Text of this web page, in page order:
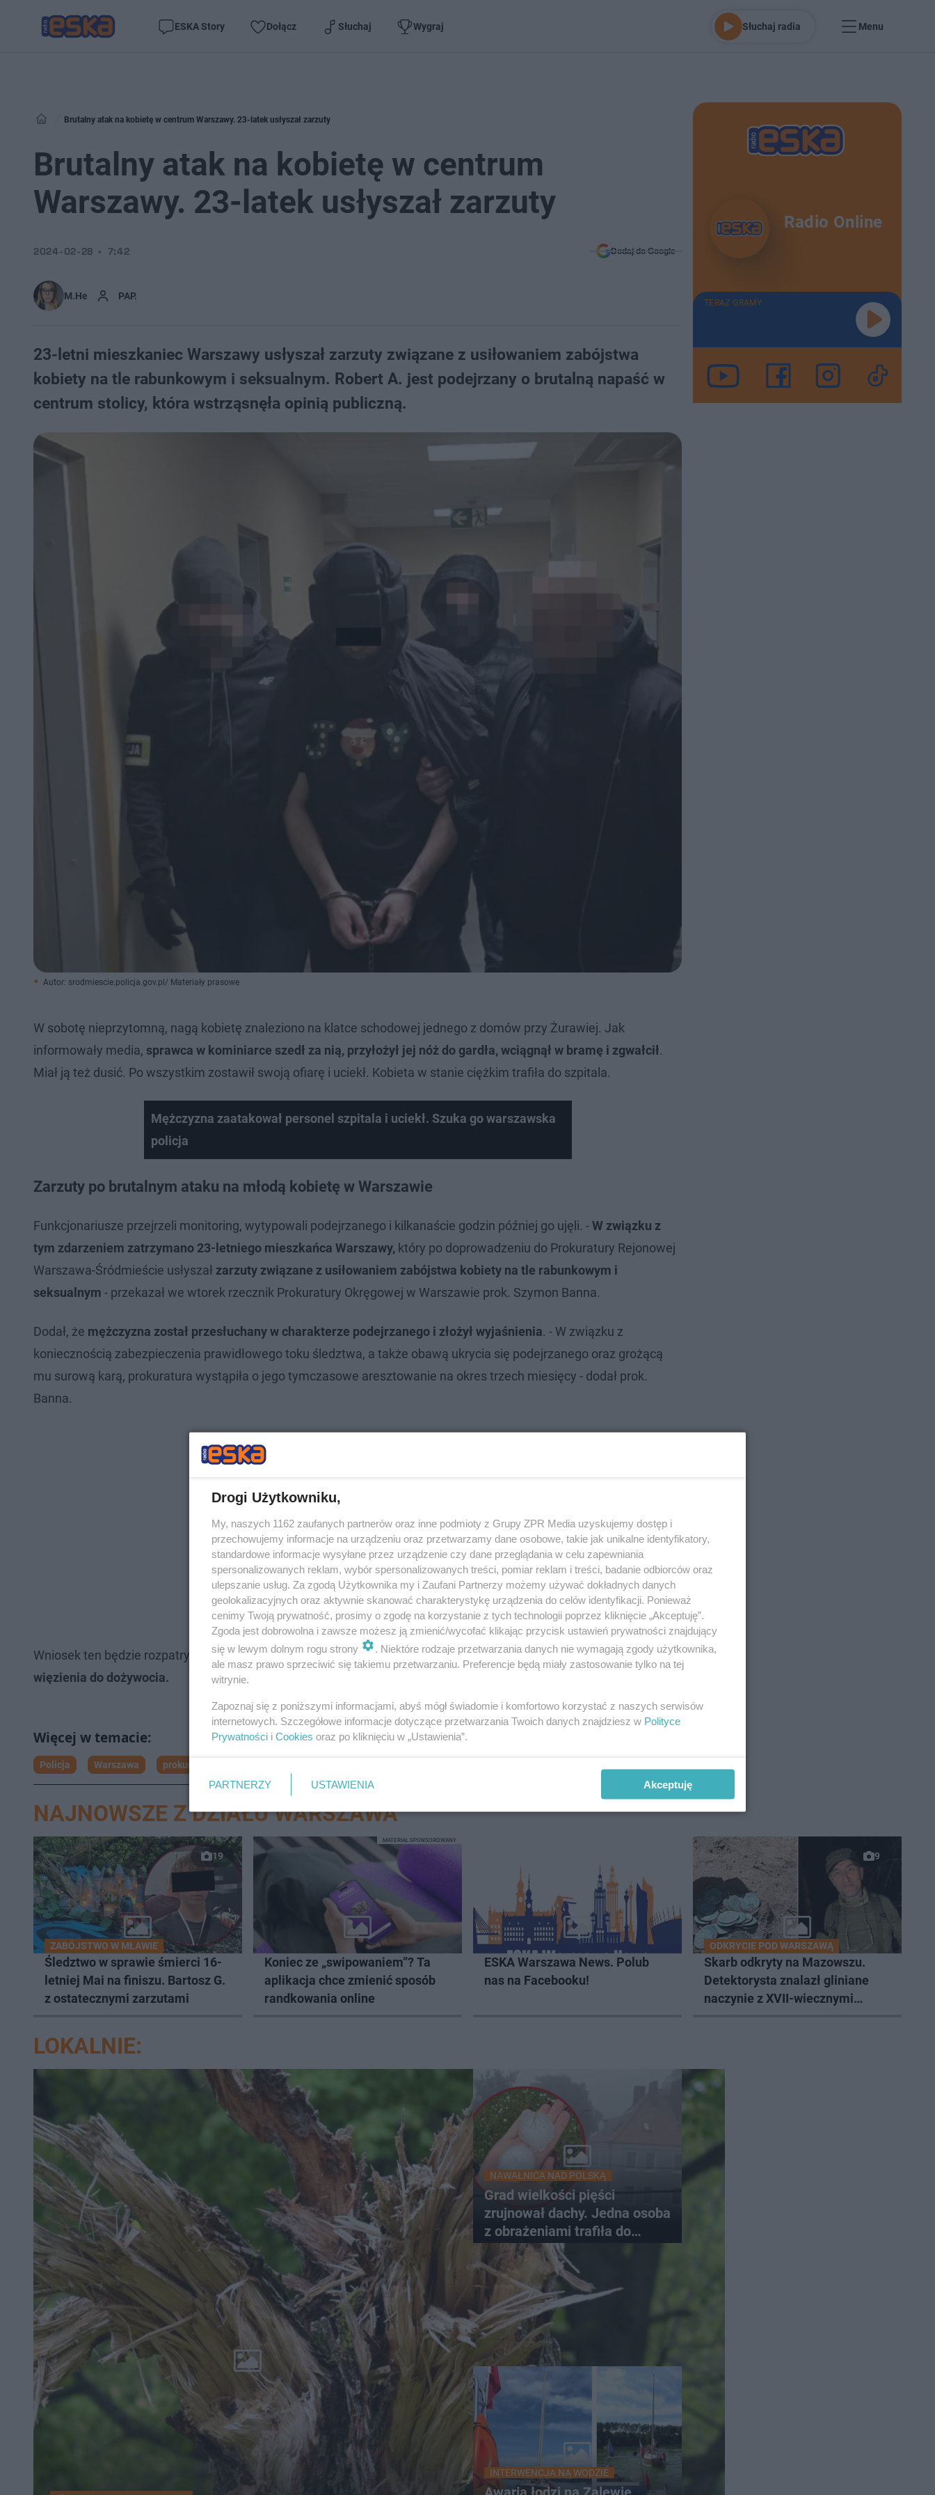
ESKA Story Dołącz Słuchaj Wygraj Słuchaj radia Menu
Brutalny atak na kobietę w centrum Warszawy. 23-latek usłyszał zarzuty
Brutalny atak na kobietę w centrum
Warszawy. 23-latek usłyszał zarzuty
M.He PAP.
2024-02-28 7:42 Dodaj do Google
23-letni mieszkaniec Warszawy usłyszał zarzuty związane z usiłowaniem zabójstwa
kobiety na tle rabunkowym i seksualnym. Robert A. jest podejrzany o brutalną napaść w
centrum stolicy, która wstrząsnęła opinią publiczną.
Autor: srodmiescie.policja.gov.pl/ Materiały prasowe
W sobotę nieprzytomną, nagą kobietę znaleziono na klatce schodowej jednego z domów przy Żurawiej. Jak
informowały media, sprawca w kominiarce szedł za nią, przyłożył jej nóż do gardła, wciągnął w bramę i zgwałcił.
Miał ją też dusić. Po wszystkim zostawił swoją ofiarę i uciekł. Kobieta w stanie ciężkim trafiła do szpitala.
Mężczyzna zaatakował personel szpitala i uciekł. Szuka go warszawska
policja
Zarzuty po brutalnym ataku na młodą kobietę w Warszawie
Funkcjonariusze przejrzeli monitoring, wytypowali podejrzanego i kilkanaście godzin później go ujęli. -W związku z
tym zdarzeniem zatrzymano 23-letniego mieszkańca Warszawy, który po doprowadzeniu do Prokuratury Rejonowej
Warszawa-Śródmieście usłyszał zarzuty związane z usiłowaniem zabójstwa kobiety na tle rabunkowym i
seksualnym - przekazał we wtorek rzecznik Prokuratury Okręgowej w Warszawie prok. Szymon Banna.
Dodał, że mężczyzna został przesłuchany w charakterze podejrzanego i złożył wyjaśnienia. - W związku z
koniecznością zabezpieczenia prawidłowego toku śledztwa, a także obawą ukrycia się podejrzanego oraz grożącą
mu surową karą, prokuratura wystąpiła o jego tymczasowe aresztowanie na okres trzech miesięcy - dodał prok.
Banna.
Wniosek ten będzie rozpatrywał Sad Rejonowy dla Warszawy-Śródmieścia w Warszawie.Robertowi A. grozi od 15 lat
więzienia do dożywocia.
Policja Warszawa prokuratura
Radio Online
TERAZ GRAMY
NAJNOWSZE Z DZIAŁU WARSZAWA
19
ZABÓJSTWO W MŁAWIE
Śledztwo w sprawie śmierci 16-
letniej Mai na finiszu. Bartosz G.
z ostatecznymi zarzutami
Koniec ze „swipowaniem”? Ta
aplikacja chce zmienić sposób
randkowania online
MATERIAŁ SPONSOROWANY
ESKA Warszawa News. Polub
nas na Facebooku!
9
ODKRYCIE POD WARSZAWĄ
Skarb odkryty na Mazowszu.
Detektorysta znalazł gliniane
naczynie z XVII-wiecznymi
LOKALNIE:
NAWAŁNICA NAD POLSKĄ
Grad wielkości pięści
zrujnował dachy. Jedna osoba
z obrażeniami trafiła do
szpitala
INTERWENCJA NA WODZIE
Drogi Użytkowniku,
My, naszych 1162 zaufanych partnerów oraz inne podmioty z Grupy ZPR Media uzyskujemy dostęp i
przechowujemy informacje na urządzeniu oraz przetwarzamy dane osobowe, takie jak unikalne identyfikatory,
standardowe informacje wysyłane przez urządzenie czy dane przeglądania w celu zapewniania
spersonalizowanych reklam, wybór spersonalizowanych treści, pomiar reklam i treści, badanie odbiorców oraz
ulepszanie usług. Za zgodą Użytkownika my i Zaufani Partnerzy możemy używać dokładnych danych
geolokalizacyjnych oraz aktywnie skanować charakterystykę urządzenia do celów identyfikacji. Ponieważ
cenimy Twoją prywatność, prosimy o zgodę na korzystanie z tych technologii poprzez kliknięcie „Akceptuję”.
Zgoda jest dobrowolna i zawsze możesz ją zmienić/wycofać klikając przycisk ustawień prywatności znajdujący
się w lewym dolnym rogu strony
. Niektóre rodzaje przetwarzania danych nie wymagają zgody użytkownika,
ale masz prawo sprzeciwić się takiemu przetwarzaniu. Preferencje będą miały zastosowanie tylko na tej
witrynie.
Zapoznaj się z poniższymi informacjami, abyś mógł świadomie i komfortowo korzystać z naszych serwisów
internetowych. Szczegółowe informacje dotyczące przetwarzania Twoich danych znajdziesz w Polityce
Prywatności i Cookies oraz po kliknięciu w „Ustawienia”.
PARTNERZY USTAWIENIA Akceptuję